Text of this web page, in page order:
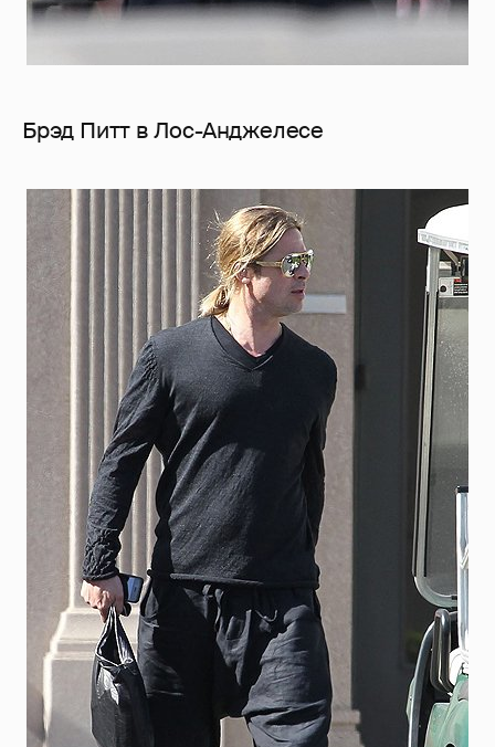
Брэд Питт в Лос-Анджелесе